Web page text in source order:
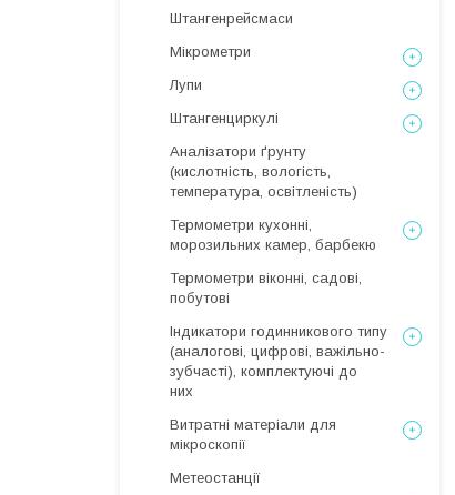
Штангенрейсмаси
Мікрометри
Лупи
Штангенциркулі
Аналізатори ґрунту
(кислотність, вологість,
температура, освітленість)
Термометри кухонні,
морозильних камер, барбекю
Термометри віконні, садові,
побутові
Індикатори годинникового типу
(аналогові, цифрові, важільно-
зубчасті), комплектуючі до
них
Витратні матеріали для
мікроскопії
Метеостанції